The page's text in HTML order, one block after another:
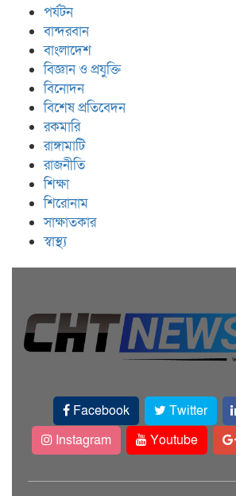
পর্যটন
বান্দরবান
বাংলাদেশ
বিজ্ঞান ও প্রযুক্তি
বিনোদন
বিশেষ প্রতিবেদন
রকমারি
রাঙ্গামাটি
রাজনীতি
শিক্ষা
শিরোনাম
সাক্ষাতকার
স্বাস্থ্য
Facebook Twitter
Instagram
Youtube